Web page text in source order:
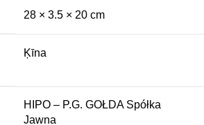
28 × 3.5 × 20 cm
Ķīna
HIPO – P.G. GOŁDA Spółka
Jawna